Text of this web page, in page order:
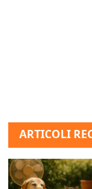
ARTICOLI